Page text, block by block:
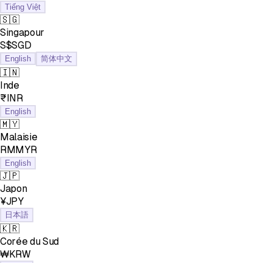
Tiếng Việt
🇸🇬
Singapour
S$SGD
English 简体中文
🇮🇳
Inde
₹INR
English
🇲🇾
Malaisie
RMMYR
English
🇯🇵
Japon
¥JPY
日本語
🇰🇷
Corée du Sud
₩KRW